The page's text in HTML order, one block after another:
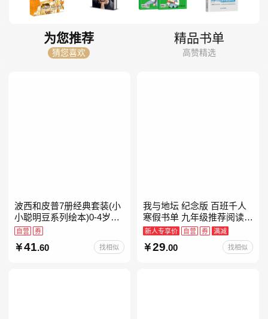
为您推荐
猜您喜欢
精品书单
高赞精选
波西和皮普7册经典套装(小
小聪明豆系列绘本)0-4岁低
幼启蒙情绪管理习惯养成绘
本，引导宝宝认识接纳情绪
培养好品质，发现快
自营 券
41 .60 找相似
我与地坛 纪念版 百班千人
寒假书单 九年级推荐阅读
当当自营
新人专享价 自营 券 满减
29.00 找相似